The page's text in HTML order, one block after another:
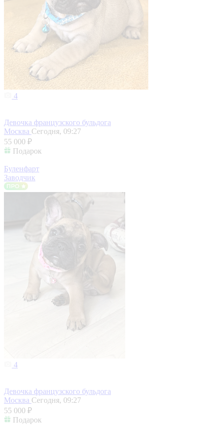
4
Девочка французского бульдога
Москва Сегодня, 09:27
55 000 ₽
Подарок
Буленфарт
Заводчик
4
Девочка французского бульдога
Москва Сегодня, 09:27
55 000 ₽
Подарок